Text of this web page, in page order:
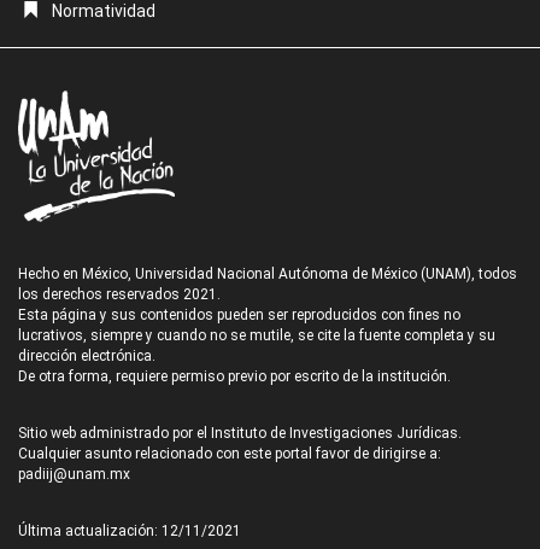
Normatividad
Hecho en México, Universidad Nacional Autónoma de México (UNAM), todos
los derechos reservados 2021.
Esta página y sus contenidos pueden ser reproducidos con fines no
lucrativos, siempre y cuando no se mutile, se cite la fuente completa y su
dirección electrónica.
De otra forma, requiere permiso previo por escrito de la institución.
Sitio web administrado por el Instituto de Investigaciones Jurídicas.
Cualquier asunto relacionado con este portal favor de dirigirse a:
padiij@unam.mx
Última actualización: 12/11/2021